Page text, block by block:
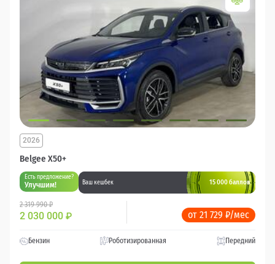
Belgee X50+
2026
Есть предложение?
Улучшим! Ваш кешбек 15 000 баллов
2 319 990 ₽
2 030 000 ₽ от 21 729 ₽/мес
Бензин Роботизированная Передний